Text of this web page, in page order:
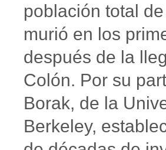
población total
murió en los
después de la
Colón. Por su
Borak, de la
Berkeley,